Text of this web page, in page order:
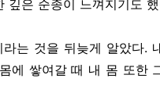
깊은 순종이 느껴지기도
는 것을 뒤늦게 알았다.
에 쌓여갈 때 내 몸 또한